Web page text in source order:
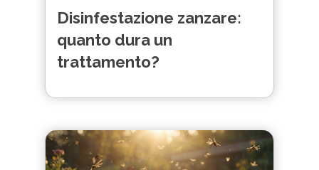
Disinfestazione zanzare:
quanto dura un
trattamento?